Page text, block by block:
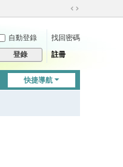
切
到
自動登錄
找回密碼
登錄 註冊
快捷導航